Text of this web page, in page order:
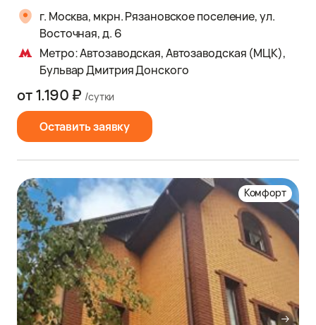
г. Москва, мкрн. Рязановское поселение, ул.
Восточная, д. 6
Метро: Автозаводская, Автозаводская (МЦК),
Бульвар Дмитрия Донского
Оставить заявку
от 1.190 ₽ /сутки
Комфорт